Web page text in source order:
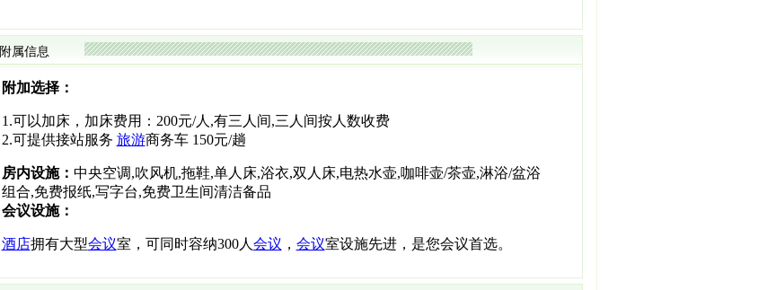
附属信息
附加选择：
1.可以加床，加床费用：200元/人,有三人间,三人间按人数收费
2.可提供接站服务 旅游商务车 150元/趟
房内设施： 中央空调,吹风机,拖鞋,单人床,浴衣,双人床,电热水壶,咖啡壶/茶壶,淋浴/盆浴
组合,免费报纸,写字台,免费卫生间清洁备品
会议设施：
酒店拥有大型会议室，可同时容纳300人 会议 ， 会议室设施先进，是您会议首选。